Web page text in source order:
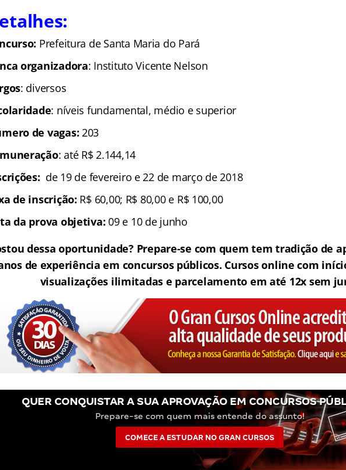
Prefeitura de Santa Maria do Pará
organizadora: Instituto Vicente Nelson
: diversos
: níveis fundamental, médio e superior
de vagas:203
: até R$ 2.144,14
: de 19 de fevereiro e 22 de março de 2018
de inscrição: R$ 60,00; R$ 80,00 e R$ 100,00
da prova objetiva: 09 e 10 de junho
dessa oportunidade? Prepare-se com quem tem tradição de
de experiência em concursos públicos. Cursos online com
visualizações ilimitadas e parcelamento em até 12x sem
QUER CONQUISTAR A SUA APROVAÇÃO EM CONCURSOS
Prepare-se com quem mais entende do assunto!
COMECE A ESTUDAR NO GRAN CURSOS